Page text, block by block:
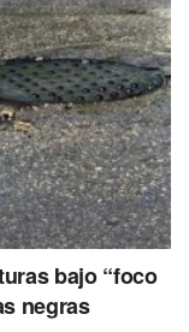
este 20 de
como
ha activado una
bajo “foco
negras